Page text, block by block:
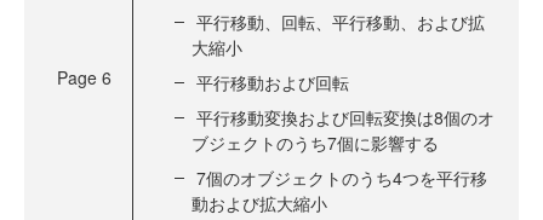
Page 6
平行移動、回転、平行移動、および拡
大縮小
平行移動および回転
平行移動変換および回転変換は8個のオ
ブジェクトのうち7個に影響する
7個のオブジェクトのうち4つを平行移
動および拡大縮小